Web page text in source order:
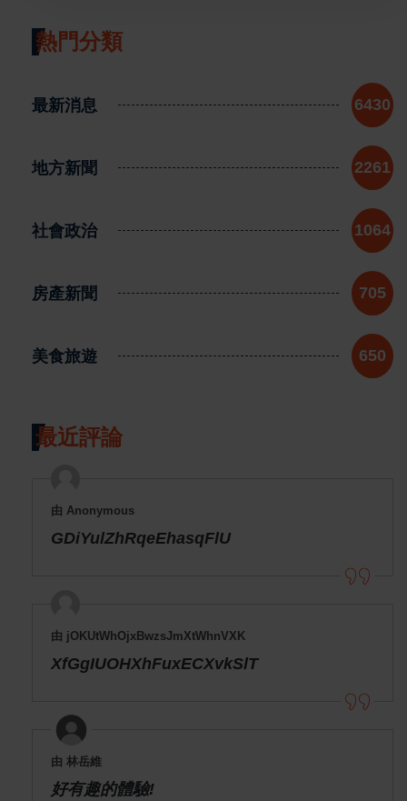
熱門分類
最新消息 6430
地方新聞 2261
社會政治 1064
房產新聞 705
美食旅遊 650
最近評論
由 Anonymous
GDiYulZhRqeEhasqFlU
由 jOKUtWhOjxBwzsJmXtWhnVXK
XfGgIUOHXhFuxECXvkSlT
由 林岳維
好有趣的體驗!